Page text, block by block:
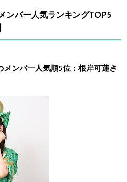
ンバー人気ランキングTOP5
メンバー人気順5位：根岸可蓮さ